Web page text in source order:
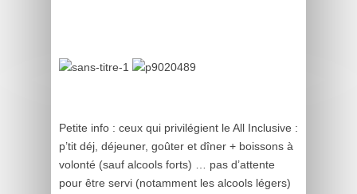
Petite info : ceux qui privilégient le All Inclusive :
p’tit déj, déjeuner, goûter et dîner + boissons à
volonté (sauf alcools forts) … pas d’attente
pour être servi (notamment les alcools légers)